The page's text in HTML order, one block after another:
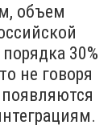
объем
30%
не говоря